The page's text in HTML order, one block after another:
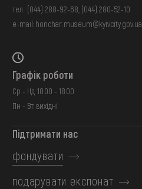
тел.: (044) 288-92-68 (044) 280-52-10
e-mail: honchar.museum@kyivcity.gov.ua
Графік роботи
Ср - Нд: 10:00 - 18:00
Пн - Вт: вихідні
Підтримати нас
фондувати
подарувати експонат